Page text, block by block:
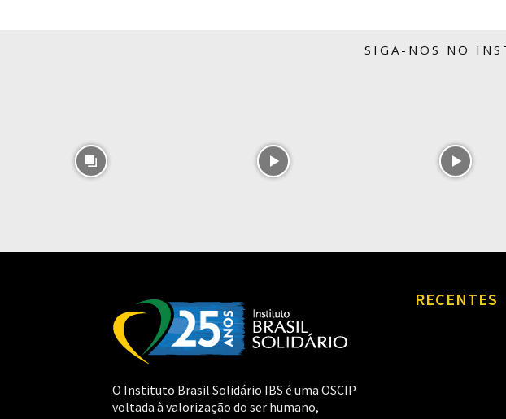
SIGA-NOS NO
O Instituto Brasil Solidário IBS é uma OSCIP
voltada à valorização do ser humano,
RECENTES